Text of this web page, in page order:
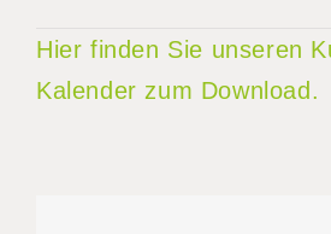
Hier finden Sie unseren
Kalender zum Download.